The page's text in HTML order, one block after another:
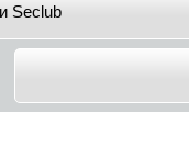
Seclub